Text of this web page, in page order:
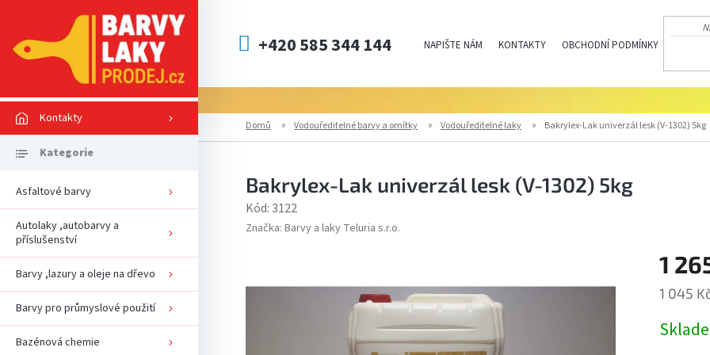
+420 585 344 144 NAPIŠTE NÁM KONTAKTY OBCHODNÍ PODMÍNKY
Kontakty
Asfaltové barvy
Autolaky ,autobarvy a
příslušenství
Barvy ,lazury a oleje na dřevo
Barvy pro průmyslové použití
Bazénová chemie
Domů Vodouředitelné barvy a omítky Vodouředitelné laky Bakrylex-Lak univerzál lesk (V-1302) 5kg
Bakrylex-Lak univerzál lesk (V-1302) 5kg
Kód:3122
Značka: Barvy a laky Teluria s.r.o.
1
1 045
cena: